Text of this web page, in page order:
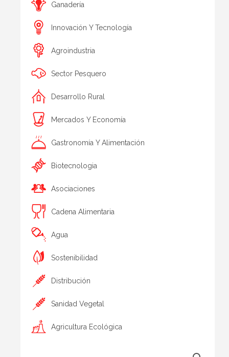
Ganadería
Innovación Y Tecnología
Agroindustria
Sector Pesquero
Desarrollo Rural
Mercados Y Economía
Gastronomía Y Alimentación
Biotecnologia
Asociaciones
Cadena Alimentaria
Agua
Sostenibilidad
Distribución
Sanidad Vegetal
Agricultura Ecológica